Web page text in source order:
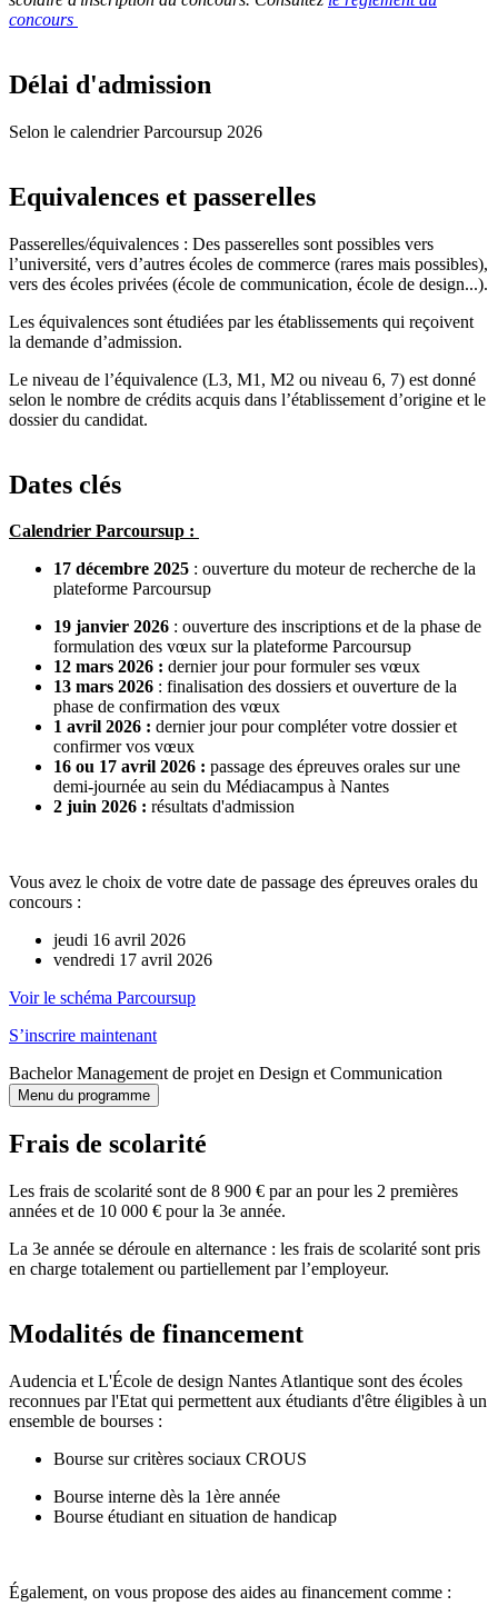
concours
Délai d'admission
Selon le calendrier Parcoursup 2026
Equivalences et passerelles
Passerelles/équivalences : Des passerelles sont possibles vers
l’université, vers d’autres écoles de commerce (rares mais possibles),
vers des écoles privées (école de communication, école de design...).
Les équivalences sont étudiées par les établissements qui reçoivent
la demande d’admission.
Le niveau de l’équivalence (L3, M1, M2 ou niveau 6, 7) est donné
selon le nombre de crédits acquis dans l’établissement d’origine et le
dossier du candidat.
Dates clés
Calendrier Parcoursup :
17 décembre 2025 : ouverture du moteur de recherche de la
plateforme Parcoursup
19 janvier 2026 : ouverture des inscriptions et de la phase de
formulation des vœux sur la plateforme Parcoursup
12 mars 2026 : dernier jour pour formuler ses vœux
13 mars 2026 : finalisation des dossiers et ouverture de la
phase de confirmation des vœux
1 avril 2026 : dernier jour pour compléter votre dossier et
confirmer vos vœux
16 ou 17 avril 2026 : passage des épreuves orales sur une
demi-journée au sein du Médiacampus à Nantes
2 juin 2026 : résultats d'admission
Vous avez le choix de votre date de passage des épreuves orales du
concours :
jeudi 16 avril 2026
vendredi 17 avril 2026
Voir le schéma Parcoursup
S’inscrire maintenant
Bachelor Management de projet en Design et Communication
Menu du programme
Frais de scolarité
Les frais de scolarité sont de 8 900 € par an pour les 2 premières
années et de 10 000 € pour la 3e année.
La 3e année se déroule en alternance : les frais de scolarité sont pris
en charge totalement ou partiellement par l’employeur.
Modalités de financement
Audencia et L'École de design Nantes Atlantique sont des écoles
reconnues par l'Etat qui permettent aux étudiants d'être éligibles à un
ensemble de bourses :
Bourse sur critères sociaux CROUS
Bourse interne dès la 1ère année
Bourse étudiant en situation de handicap
Également, on vous propose des aides au financement comme :